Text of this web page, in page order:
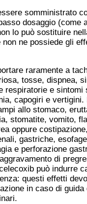
somministrato
dosaggio (come
lo può sostituire
ne possiede gli
raramente a
tosse, dispnea,
respiratorie e sintomi
capogiri e vertigini.
allo stomaco,
stomatite, vomito,
oppure
gastriche,
e perforazione
di
può indurre
questi effetti
in caso di